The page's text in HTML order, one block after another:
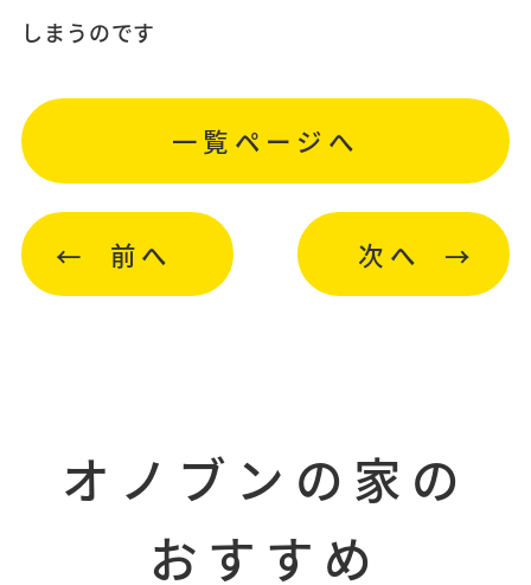
しまうのです
前へ
一覧ページへ
次へ
オノブンの家の
おすすめ